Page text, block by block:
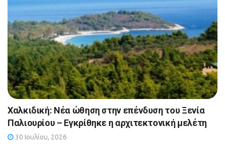
Χαλκιδική: Νέα ώθηση στην επένδυση του Ξενία
Παλιουρίου – Εγκρίθηκε η αρχιτεκτονική μελέτη
30 Ιουλίου, 2026